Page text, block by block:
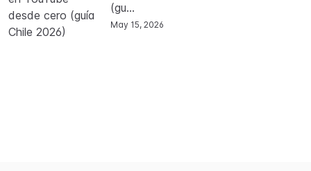
(gu...
May 15, 2026